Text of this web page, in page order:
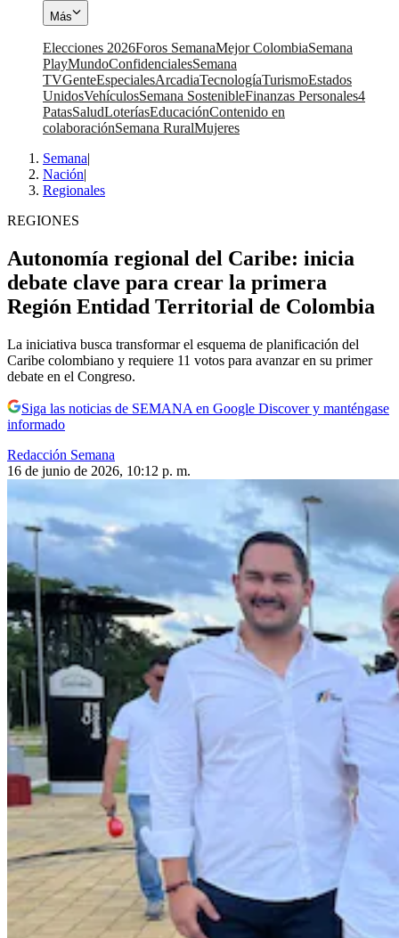
Más
Elecciones 2026Foros SemanaMejor ColombiaSemana
PlayMundoConfidencialesSemana
TVGenteEspecialesArcadiaTecnologíaTurismoEstados
UnidosVehículosSemana SostenibleFinanzas Personales4
PatasSaludLoteríasEducaciónContenido en
colaboraciónSemana RuralMujeres
Semana|
Nación|
Regionales
REGIONES
Autonomía regional del Caribe: inicia
debate clave para crear la primera
Región Entidad Territorial de Colombia
La iniciativa busca transformar el esquema de planificación del
Caribe colombiano y requiere 11 votos para avanzar en su primer
debate en el Congreso.
Siga las noticias de SEMANA en Google Discover y manténgase
informado
Redacción Semana
16 de junio de 2026, 10:12 p. m.